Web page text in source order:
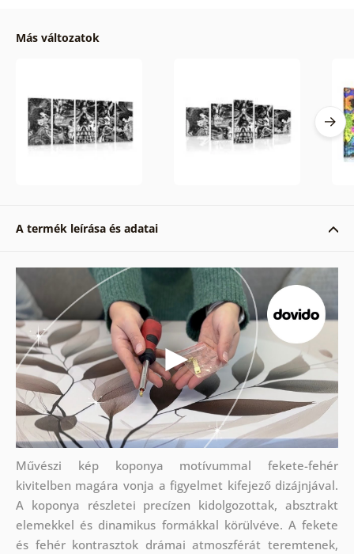
Más változatok
A termék leírása és adatai
Művészi kép koponya motívummal fekete-fehér
kivitelben magára vonja a figyelmet kifejező dizájnjával.
A koponya részletei precízen kidolgozottak, absztrakt
elemekkel és dinamikus formákkal körülvéve. A fekete
és fehér kontrasztok drámai atmoszférát teremtenek,